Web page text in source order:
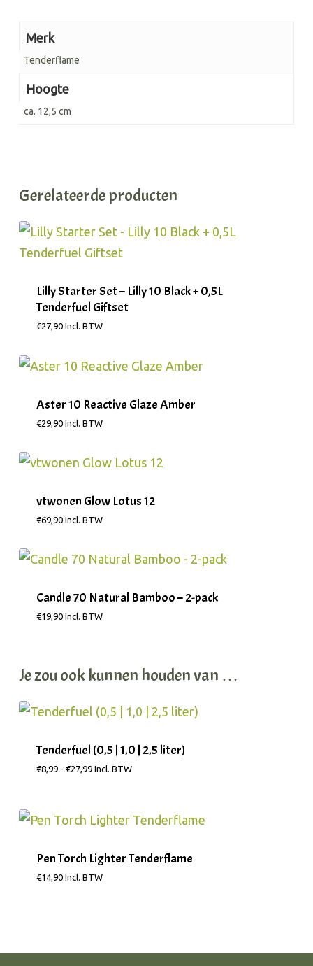
Merk
Tenderflame
Hoogte
ca. 12,5 cm
Gerelateerde producten
Lilly Starter Set – Lilly 10 Black + 0,5L
Tenderfuel Giftset
€27,90 Incl. BTW
Aster 10 Reactive Glaze Amber
€29,90 Incl. BTW
vtwonen Glow Lotus 12
€69,90 Incl. BTW
Candle 70 Natural Bamboo – 2-pack
€19,90 Incl. BTW
Je zou ook kunnen houden van …
Tenderfuel (0,5 | 1,0 | 2,5 liter)
€8,99 - €27,99Prijsklasse:
Incl. BTW
Pen Torch Lighter Tenderflame
€14,90 Incl. BTW